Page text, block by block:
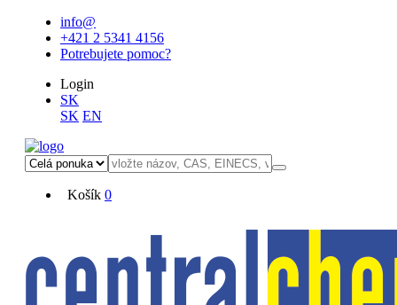
info@
+421 2 5341 4156
Potrebujete pomoc?
Login
SK
SK EN
Košík 0